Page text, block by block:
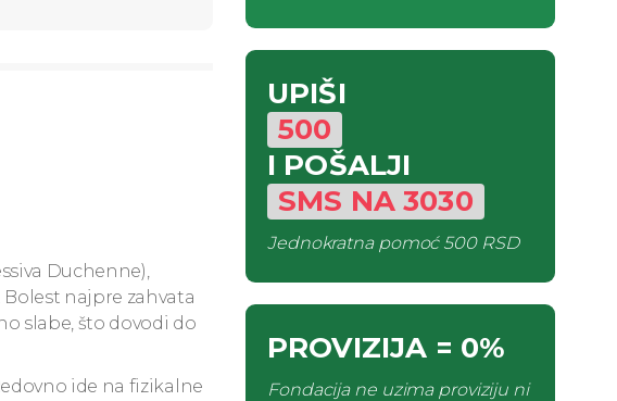
Duchenne),
najpre zahvata
slabe, što dovodi do
ide na fizikalne
UPIŠI
500
I POŠALJI
SMS NA3030
Jednokratna pomoć500 RSD
PROVIZIJA = 0%
Fondacija ne uzima proviziju ni